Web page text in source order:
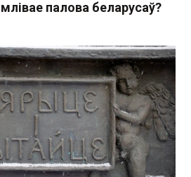
палова беларусаў?